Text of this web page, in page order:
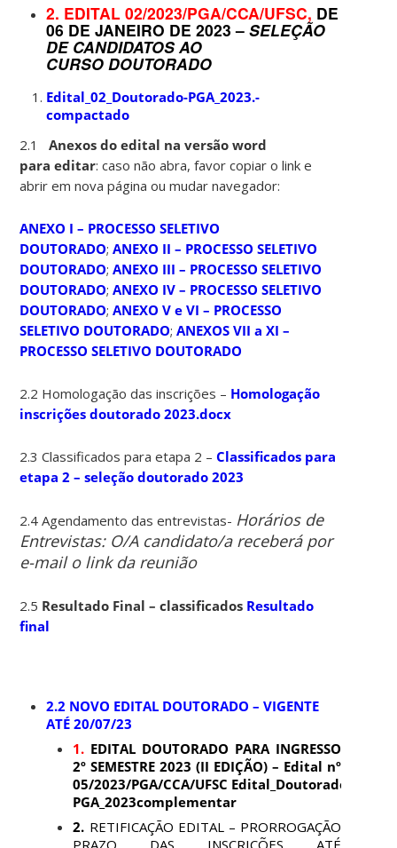
2. EDITAL 02/2023/PGA/CCA/UFSC, DE
06 DE JANEIRO DE 2023 –SELEÇÃO
DE CANDIDATOS AO
CURSO DOUTORADO
Edital_02_Doutorado-PGA_2023.-
compactado
2.1Anexos do edital na versão word
para editar: caso não abra, favor copiar o link e
abrir em nova página ou mudar navegador:
ANEXO I – PROCESSO SELETIVO
DOUTORADO;ANEXO II – PROCESSO SELETIVO
DOUTORADO;ANEXO III – PROCESSO SELETIVO
DOUTORADO;ANEXO IV – PROCESSO SELETIVO
DOUTORADO;ANEXO V e VI – PROCESSO
SELETIVO DOUTORADO;ANEXOS VII a XI –
PROCESSO SELETIVO DOUTORADO
2.2 Homologação das inscrições – Homologação
inscrições doutorado 2023.docx
2.3 Classificados para etapa 2 –Classificados para
etapa 2 – seleção doutorado 2023
2.4 Agendamento das entrevistas- Horários de
Entrevistas: O/A candidato/a receberá por
e-mail o link da reunião
2.5 Resultado Final – classificados Resultado
final
2.2 NOVO EDITAL DOUTORADO – VIGENTE
ATÉ 20/07/23
1. EDITAL DOUTORADO PARA INGRESSO
2º SEMESTRE 2023 (II EDIÇÃO) – Edital nº
05/2023/PGA/CCA/UFSC Edital_Doutorado-
PGA_2023complementar
2. RETIFICAÇÃO EDITAL – PRORROGAÇÃO
PRAZO DAS INSCRIÇÕES ATÉ